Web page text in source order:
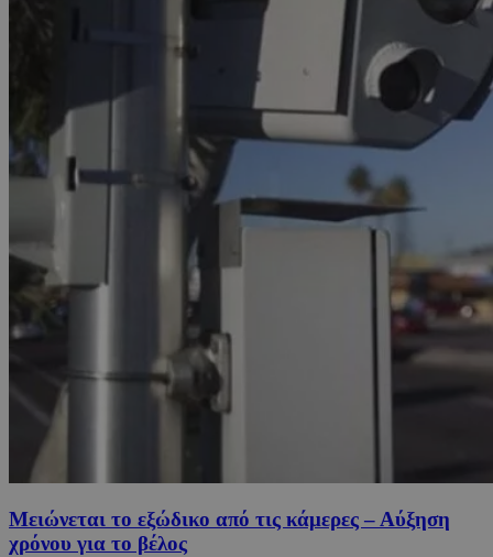
Μειώνεται το εξώδικο από τις κάμερες – Αύξηση
χρόνου για το βέλος